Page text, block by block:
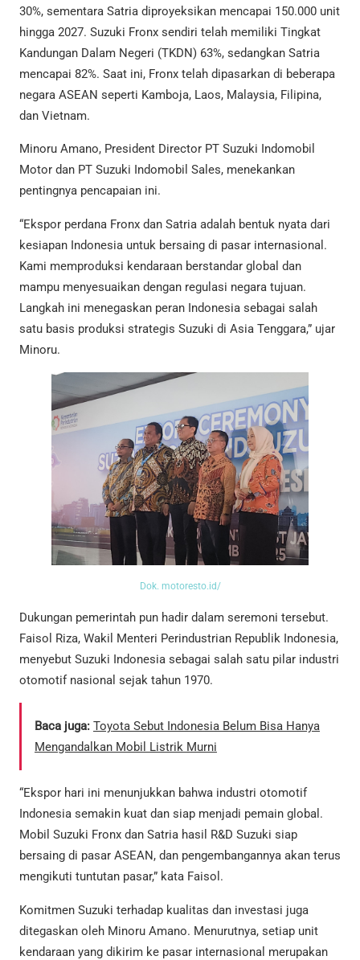
30%, sementara Satria diproyeksikan mencapai 150.000 unit
hingga 2027. Suzuki Fronx sendiri telah memiliki Tingkat
Kandungan Dalam Negeri (TKDN) 63%, sedangkan Satria
mencapai 82%. Saat ini, Fronx telah dipasarkan di beberapa
negara ASEAN seperti Kamboja, Laos, Malaysia, Filipina,
dan Vietnam.
Minoru Amano, President Director PT Suzuki Indomobil
Motor dan PT Suzuki Indomobil Sales, menekankan
pentingnya pencapaian ini.
“Ekspor perdana Fronx dan Satria adalah bentuk nyata dari
kesiapan Indonesia untuk bersaing di pasar internasional.
Kami memproduksi kendaraan berstandar global dan
mampu menyesuaikan dengan regulasi negara tujuan.
Langkah ini menegaskan peran Indonesia sebagai salah
satu basis produksi strategis Suzuki di Asia Tenggara,” ujar
Minoru.
Dok. motoresto.id/
Dukungan pemerintah pun hadir dalam seremoni tersebut.
Faisol Riza, Wakil Menteri Perindustrian Republik Indonesia,
menyebut Suzuki Indonesia sebagai salah satu pilar industri
otomotif nasional sejak tahun 1970.
Baca juga: Toyota Sebut Indonesia Belum Bisa Hanya
Mengandalkan Mobil Listrik Murni
“Ekspor hari ini menunjukkan bahwa industri otomotif
Indonesia semakin kuat dan siap menjadi pemain global.
Mobil Suzuki Fronx dan Satria hasil R&D Suzuki siap
bersaing di pasar ASEAN, dan pengembangannya akan terus
mengikuti tuntutan pasar,” kata Faisol.
Komitmen Suzuki terhadap kualitas dan investasi juga
ditegaskan oleh Minoru Amano. Menurutnya, setiap unit
kendaraan yang dikirim ke pasar internasional merupakan